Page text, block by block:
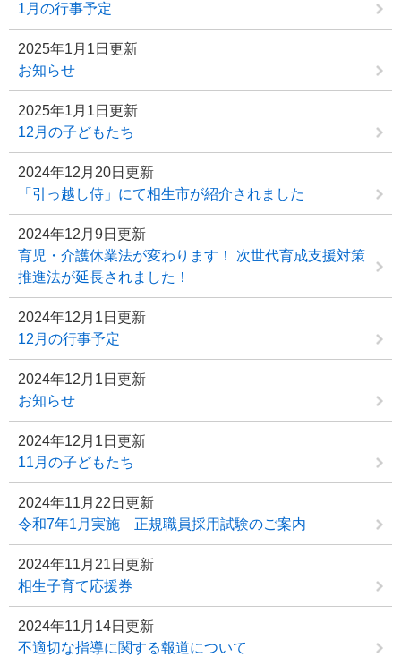
1月の行事予定
2025年1月1日更新
お知らせ
2025年1月1日更新
12月の子どもたち
2024年12月20日更新
「引っ越し侍」にて相生市が紹介されました
2024年12月9日更新
育児・介護休業法が変わります！ 次世代育成支援対策
推進法が延長されました！
2024年12月1日更新
12月の行事予定
2024年12月1日更新
お知らせ
2024年12月1日更新
11月の子どもたち
2024年11月22日更新
令和7年1月実施 正規職員採用試験のご案内
2024年11月21日更新
相生子育て応援券
2024年11月14日更新
不適切な指導に関する報道について